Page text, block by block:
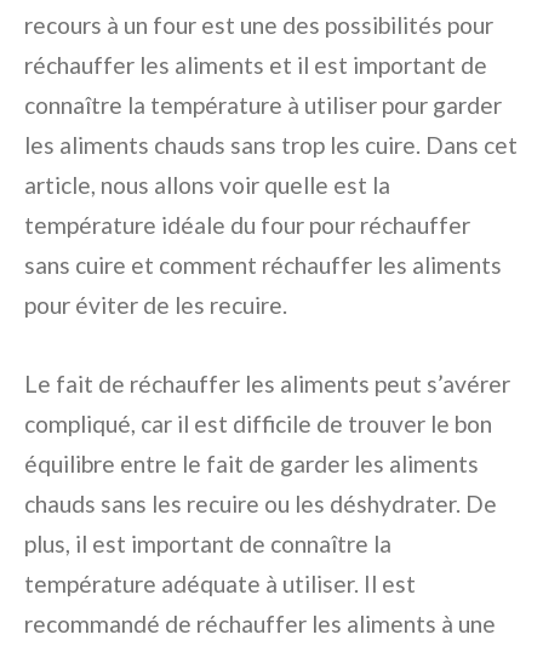
recours à un four est une des possibilités pour
réchauffer les aliments et il est important de
connaître la température à utiliser pour garder
les aliments chauds sans trop les cuire. Dans cet
article, nous allons voir quelle est la
température idéale du four pour réchauffer
sans cuire et comment réchauffer les aliments
pour éviter de les recuire.
Le fait de réchauffer les aliments peut s’avérer
compliqué, car il est difficile de trouver le bon
équilibre entre le fait de garder les aliments
chauds sans les recuire ou les déshydrater. De
plus, il est important de connaître la
température adéquate à utiliser. Il est
recommandé de réchauffer les aliments à une